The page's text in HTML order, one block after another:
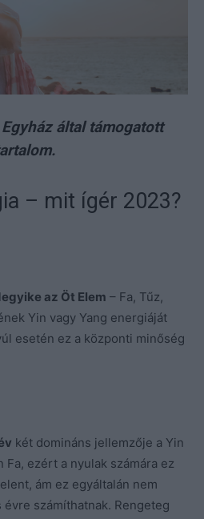
által támogatott
– mit ígér 2023?
az Öt Elem – Fa, Tűz,
Yin vagy Yang energiáját
esetén ez a központi minőség
két domináns jellemzője a Yin
Fa, ezért a nyulak számára ez
ám ez egyáltalán nem
számíthatnak. Rengeteg